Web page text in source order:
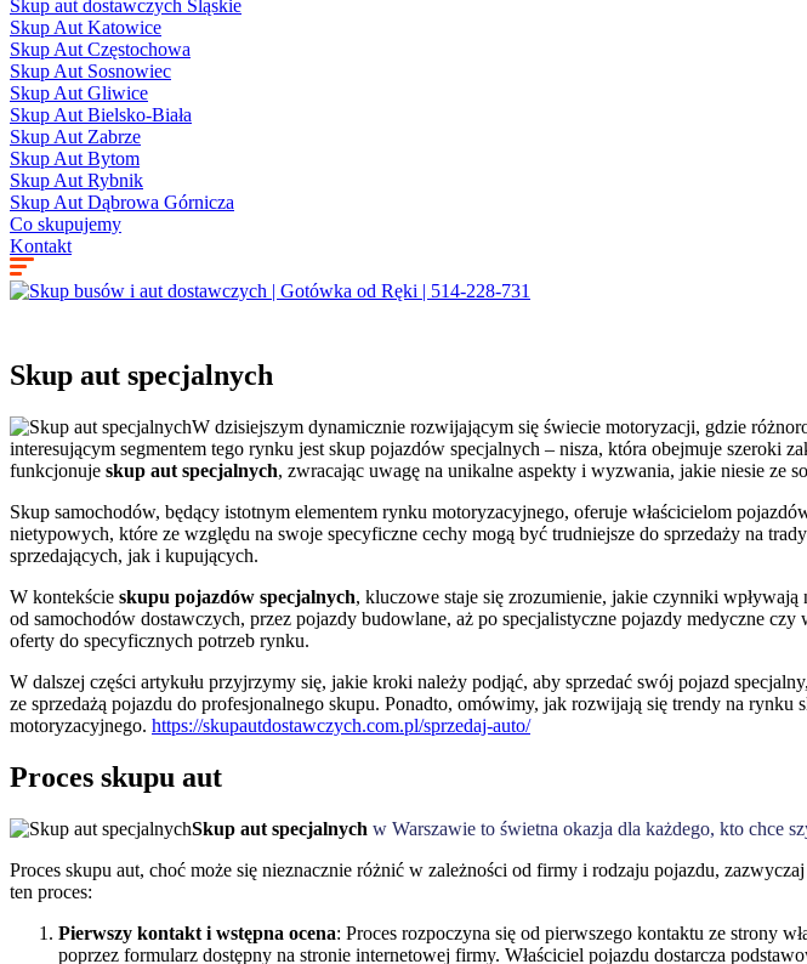
Skup aut dostawczych Śląskie
Skup Aut Katowice
Skup Aut Częstochowa
Skup Aut Sosnowiec
Skup Aut Gliwice
Skup Aut Bielsko-Biała
Skup Aut Zabrze
Skup Aut Bytom
Skup Aut Rybnik
Skup Aut Dąbrowa Górnicza
Co skupujemy
Kontakt
Skup aut specjalnych
W dzisiejszym dynamicznie rozwijającym się świecie motoryzacji, gdzie
interesującym segmentem tego rynku jest skup pojazdów specjalnych – nisza, która obejmuje
funkcjonuje skup aut specjalnych, zwracając uwagę na unikalne aspekty i wyzwania, jakie niesie ze
Skup samochodów, będący istotnym elementem rynku motoryzacyjnego, oferuje właścicielom
nietypowych, które ze względu na swoje specyficzne cechy mogą być trudniejsze do sprzedaży na
sprzedających, jak i kupujących.
W kontekście skupu pojazdów specjalnych, kluczowe staje się zrozumienie, jakie czynniki
od samochodów dostawczych, przez pojazdy budowlane, aż po specjalistyczne pojazdy medyczne
oferty do specyficznych potrzeb rynku.
W dalszej części artykułu przyjrzymy się, jakie kroki należy podjąć, aby sprzedać swój pojazd
ze sprzedażą pojazdu do profesjonalnego skupu. Ponadto, omówimy, jak rozwijają się trendy na
motoryzacyjnego. https://skupautdostawczych.com.pl/sprzedaj-auto/
Proces skupu aut
Skup aut specjalnych w Warszawie to świetna okazja dla każdego, kto chce
Proces skupu aut, choć może się nieznacznie różnić w zależności od firmy i rodzaju pojazdu,
ten proces:
Pierwszy kontakt i wstępna ocena: Proces rozpoczyna się od pierwszego kontaktu ze strony
poprzez formularz dostępny na stronie internetowej firmy. Właściciel pojazdu dostarcza